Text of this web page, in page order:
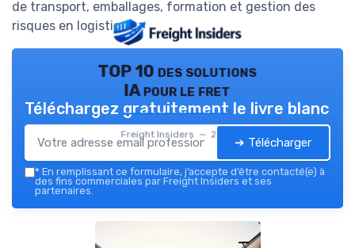
de transport, emballages, formation et gestion des
risques en logistique.
TOP 10 des solutions
IA pour le fret
Freight Insiders — 2026
Téléchargez gratuitement le livre blanc
➔ Télécharger
* En remplissant ce formulaire, j’accepte d’être contacté(e) à
des fins commerciales par Freight Insiders et ses
partenaires.